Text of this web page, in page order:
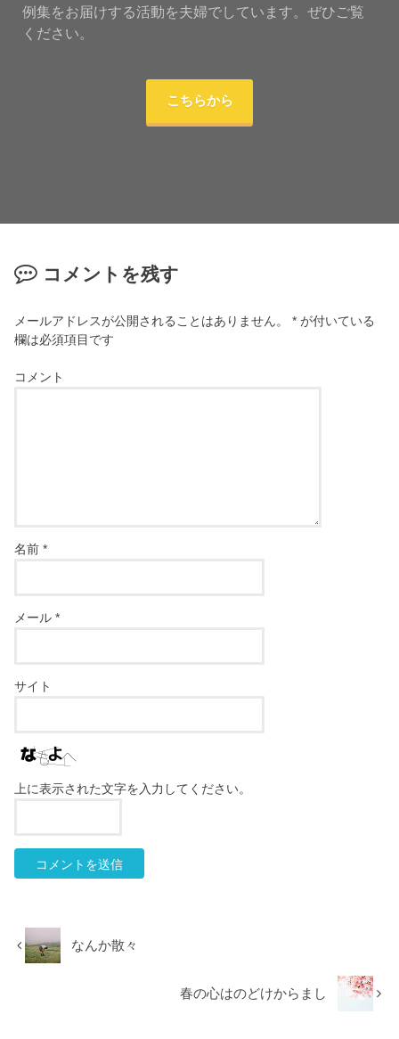
例集をお届けする活動を夫婦でしています。ぜひご覧
ください。
こちらから
コメントを残す
メールアドレスが公開されることはありません。 * が付いている
欄は必須項目です
コメント
名前*
メール*
サイト
上に表示された文字を入力してください。
なんか散々
春の心はのどけからまし